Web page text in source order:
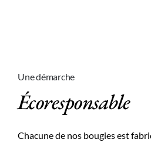
Une démarche
Écoresponsable
Chacune de nos bougies est